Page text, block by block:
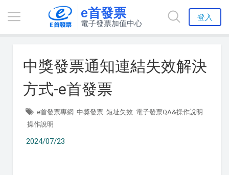
e首發票
電子發票加值中心
登入
中獎發票通知連結失效解決
方式-e首發票
e首發票專網 中獎發票 短址失效 電子發票QA&操作說明
操作說明
2024/07/23